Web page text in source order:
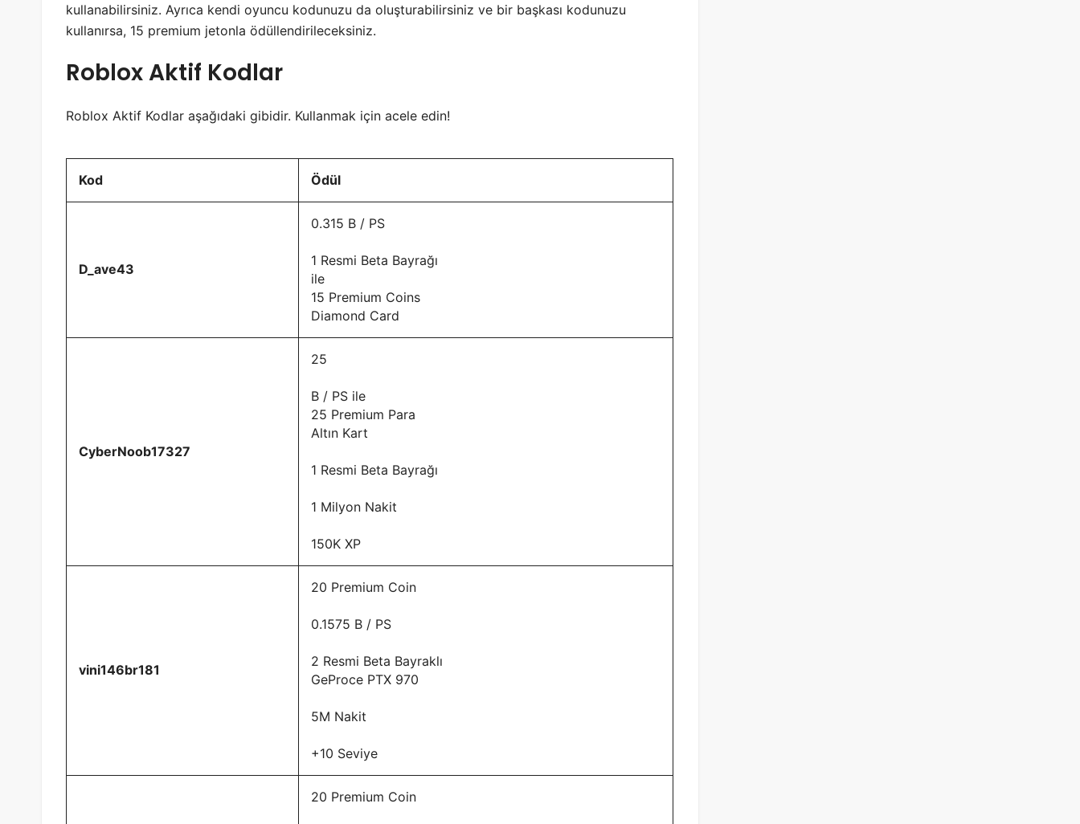
kullanabilirsiniz. Ayrıca kendi oyuncu kodunuzu da oluşturabilirsiniz ve bir başkası kodunuzu
kullanırsa, 15 premium jetonla ödüllendirileceksiniz.
Roblox Aktif Kodlar
Roblox Aktif Kodlar aşağıdaki gibidir. Kullanmak için acele edin!
Kod Ödül
D_ave43
0.315 B / PS
1 Resmi Beta Bayrağı
ile
15 Premium Coins
Diamond Card
CyberNoob17327
25
B / PS ile
25 Premium Para
Altın Kart
1 Resmi Beta Bayrağı
1 Milyon Nakit
150K XP
vini146br181
20 Premium Coin
0.1575 B / PS
2 Resmi Beta Bayraklı
GeProce PTX 970
5M Nakit
+10 Seviye
20 Premium Coin